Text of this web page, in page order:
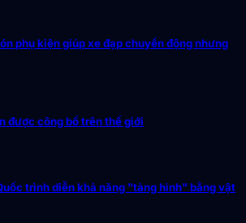
phụ kiện giúp xe đạp chuyển động nhưng
được công bố trên thế giới
trình diễn khả năng "tàng hình" bằng vật